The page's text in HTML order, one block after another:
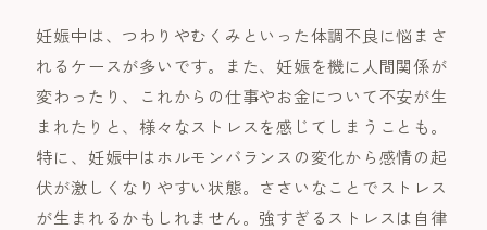
妊娠中は、つわりやむくみといった体調不良に悩まさ
れるケースが多いです。また、妊娠を機に人間関係が
変わったり、これからの仕事やお金について不安が生
まれたりと、様々なストレスを感じてしまうことも。
特に、妊娠中はホルモンバランスの変化から感情の起
伏が激しくなりやすい状態。ささいなことでストレス
が生まれるかもしれません。強すぎるストレスは自律